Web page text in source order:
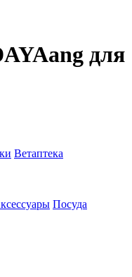
для
Ветаптека
Посуда